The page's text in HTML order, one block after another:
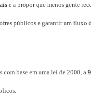
e a propor que menos gente
públicos e garantir um fluxo
base em uma lei de 2000, a